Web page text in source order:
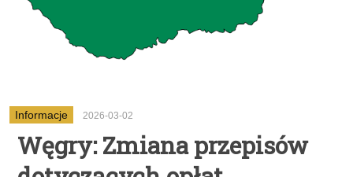
Informacje 2026-03-02
Węgry: Zmiana przepisów